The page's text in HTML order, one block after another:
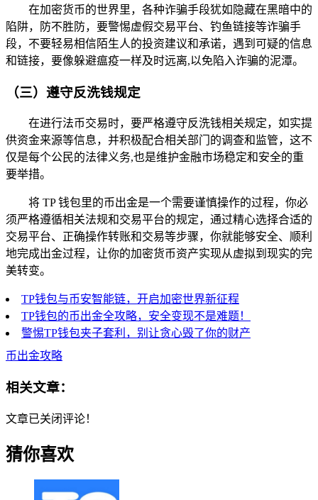
在加密货币的世界里，各种诈骗手段犹如隐藏在黑暗中的
陷阱，防不胜防，要警惕虚假交易平台、钓鱼链接等诈骗手
段，不要轻易相信陌生人的投资建议和承诺，遇到可疑的信息
和链接，要像躲避瘟疫一样及时远离,以免陷入诈骗的泥潭。
（三）遵守反洗钱规定
在进行法币交易时，要严格遵守反洗钱相关规定，如实提
供资金来源等信息，并积极配合相关部门的调查和监管，这不
仅是每个公民的法律义务,也是维护金融市场稳定和安全的重
要举措。
将 TP 钱包里的币出金是一个需要谨慎操作的过程，你必
须严格遵循相关法规和交易平台的规定，通过精心选择合适的
交易平台、正确操作转账和交易等步骤，你就能够安全、顺利
地完成出金过程，让你的加密货币资产实现从虚拟到现实的完
美转变。
TP钱包与币安智能链，开启加密世界新征程
TP钱包的币出金全攻略，安全变现不是难题！
警惕TP钱包夹子套利，别让贪心毁了你的财产
币出金攻略
相关文章：
文章已关闭评论！
猜你喜欢